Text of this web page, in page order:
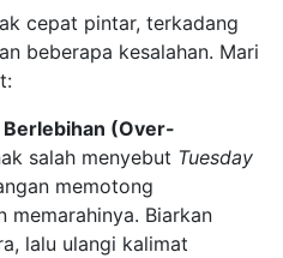
cepat pintar, terkadang
beberapa kesalahan. Mari
(Over-
salah menyebut Tuesday
memotong
memarahinya. Biarkan
lalu ulangi kalimat